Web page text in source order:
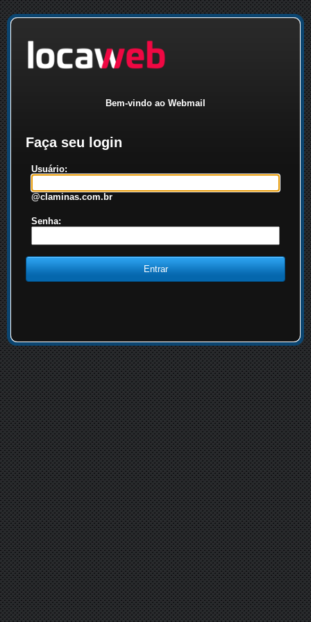
Bem-vindo ao Webmail
Faça seu login
Usuário:
@claminas.com.br
Senha: